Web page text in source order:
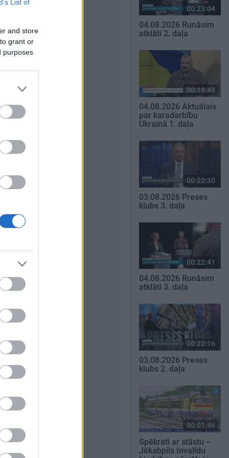
List of
and store
grant or
purposes
00:23:04
04.08.2026 Runāsim
atklāti 2. daļa
00:19:48
04.08.2026 Aktuālais
par karadarbību
Ukrainā 1. daļa
00:22:30
03.08.2026 Preses
klubs 3. daļa
00:22:41
04.08.2026 Runāsim
atklāti 3. daļa
00:22:16
03.08.2026 Preses
klubs 2. daļa
00:01:46
Spēkrati ar stāstu –
Jēkabpils Invalīdu